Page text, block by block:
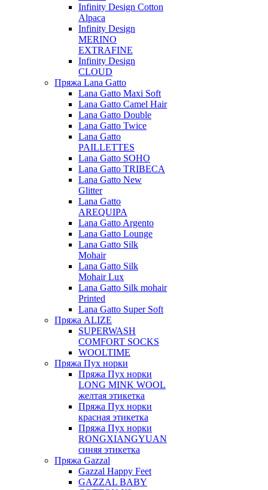
Infinity Design Cotton
Alpaca
Infinity Design
MERINO
EXTRAFINE
Infinity Design
CLOUD
Пряжа Lana Gatto
Lana Gatto Maxi Soft
Lana Gatto Camel Hair
Lana Gatto Double
Lana Gatto Twice
Lana Gatto
PAILLETTES
Lana Gatto SOHO
Lana Gatto TRIBECA
Lana Gatto New
Glitter
Lana Gatto
AREQUIPA
Lana Gatto Argento
Lana Gatto Lounge
Lana Gatto Silk
Mohair
Lana Gatto Silk
Mohair Lux
Lana Gatto Silk mohair
Printed
Lana Gatto Super Soft
Пряжа ALIZE
SUPERWASH
COMFORT SOCKS
WOOLTIME
Пряжа Пух норки
Пряжа Пух норки
LONG MINK WOOL
желтая этикетка
Пряжа Пух норки
красная этикетка
Пряжа Пух норки
RONGXIANGYUAN
синяя этикетка
Пряжа Gazzal
Gazzal Happy Feet
GAZZAL BABY